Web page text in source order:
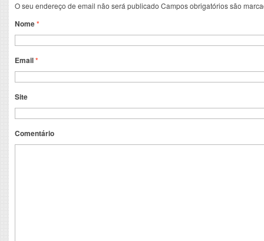
O seu endereço de email não será publicado Campos obrigatórios são
Nome*
Email*
Site
Comentário